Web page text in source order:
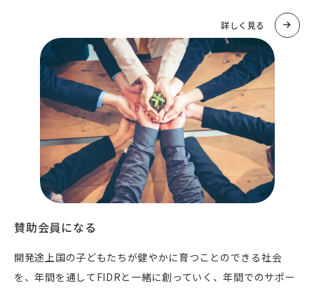
詳しく見る
賛助会員になる
開発途上国の子どもたちが健やかに育つことのできる社会
を、年間を通してFIDRと一緒に創っていく、年間でのサポー